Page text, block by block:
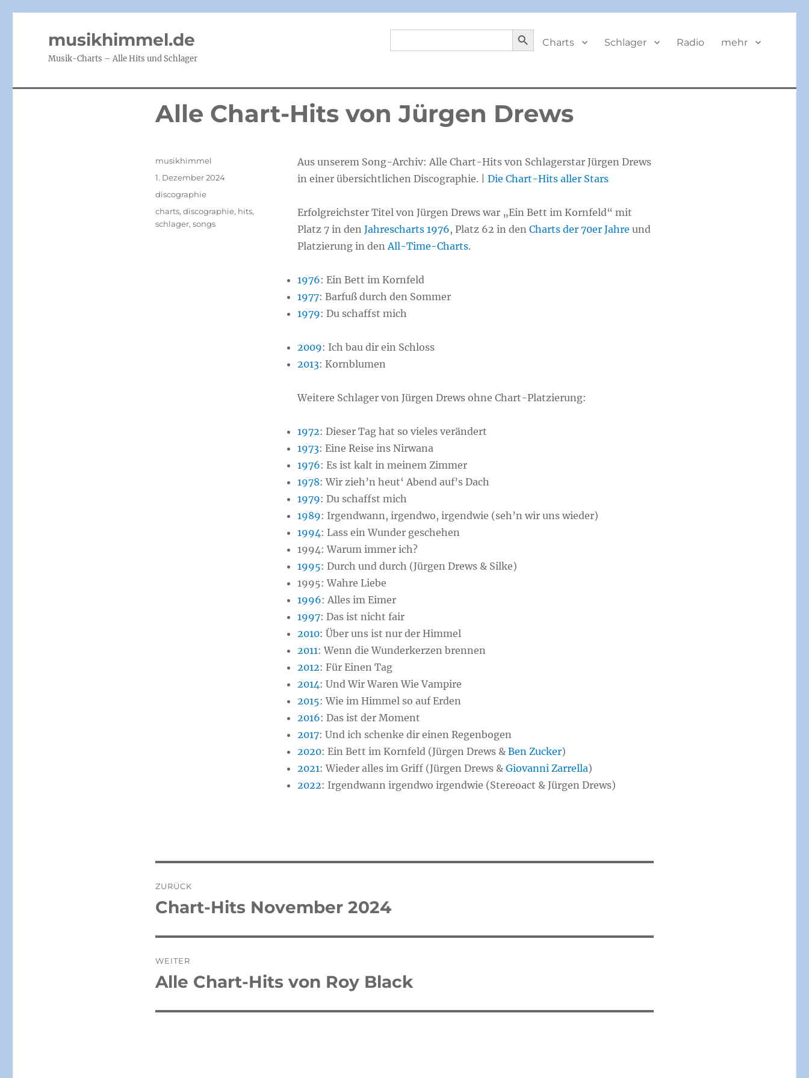
musikhimmel.de
Musik-Charts – Alle Hits und Schlager
Search
SEARCH BUTTON
Charts
Schlager Radio mehr
Alle Chart-Hits von Jürgen Drews
Aus unserem Song-Archiv: Alle Chart-Hits von Schlagerstar Jürgen Drews
in einer übersichtlichen Discographie. |Die Chart-Hits aller Stars
Erfolgreichster Titel von Jürgen Drews war „Ein Bett im Kornfeld“ mit
Platz 7 in denJahrescharts 1976, Platz 62 in denCharts der 70er Jahre und
Platzierung in denAll-Time-Charts.
1976:Ein Bett im Kornfeld
1977:Barfuß durch den Sommer
1979:Du schaffst mich
2009: Ich bau dir ein Schloss
2013:Kornblumen
Weitere Schlager von Jürgen Drews ohne Chart-Platzierung:
1972:Dieser Tag hat so vieles verändert
1973:Eine Reise ins Nirwana
1976:Es ist kalt in meinem Zimmer
1978:Wir zieh’n heut‘ Abend auf’s Dach
1979:Du schaffst mich
1989: Irgendwann, irgendwo, irgendwie (seh’n wir uns wieder)
1994:Lass ein Wunder geschehen
1994:Warum immer ich?
1995:Durch und durch (Jürgen Drews & Silke)
1995:Wahre Liebe
1996:Alles im Eimer
1997:Das ist nicht fair
2010:Über uns ist nur der Himmel
2011:Wenn die Wunderkerzen brennen
2012:Für Einen Tag
2014:Und Wir Waren Wie Vampire
2015:Wie im Himmel so auf Erden
2016:Das ist der Moment
2017:Und ich schenke dir einen Regenbogen
2020:Ein Bett im Kornfeld (Jürgen Drews &Ben Zucker)
2021:Wieder alles im Griff (Jürgen Drews &Giovanni Zarrella)
2022: Irgendwann irgendwo irgendwie (Stereoact & Jürgen Drews)
Autor
musikhimmel
Veröffentlicht
am
1. Dezember 2024
Kategorien
discographie
Schlagwörter
charts, discographie, hits,
schlager, songs
ZURÜCK
Vorheriger
Chart-Hits November 2024
WEITER
Nächster
Alle Chart-Hits von Roy Black